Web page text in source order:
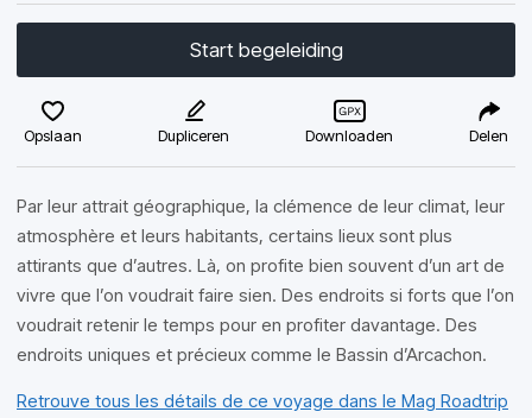
Start begeleiding
Opslaan Dupliceren Downloaden Delen
Par leur attrait géographique, la clémence de leur climat, leur
atmosphère et leurs habitants, certains lieux sont plus
attirants que d’autres. Là, on profite bien souvent d’un art de
vivre que l’on voudrait faire sien. Des endroits si forts que l’on
voudrait retenir le temps pour en profiter davantage. Des
endroits uniques et précieux comme le Bassin d’Arcachon.
Retrouve tous les détails de ce voyage dans le Mag Roadtrip